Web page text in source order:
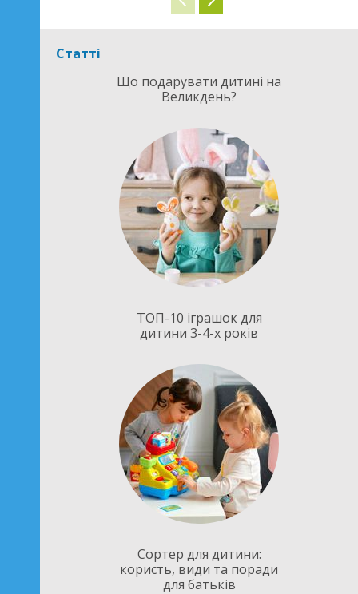
Статті
Що подарувати дитині на
Великдень?
ТОП-10 іграшок для
дитини 3-4-х років
Сортер для дитини:
користь, види та поради
для батьків